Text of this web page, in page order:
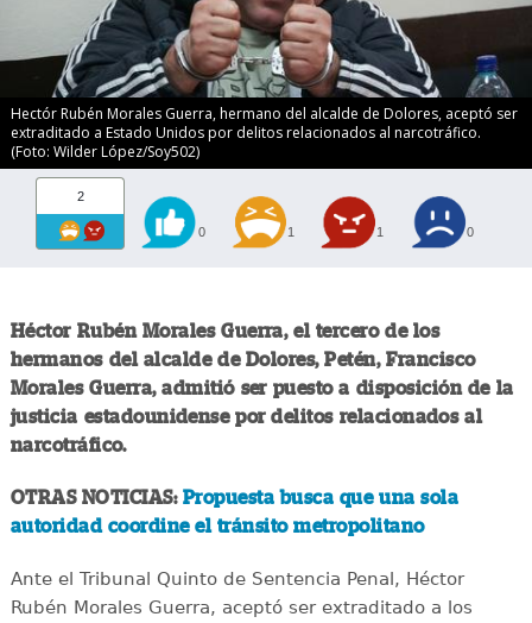
Hectór Rubén Morales Guerra, hermano del alcalde de Dolores, aceptó ser
extraditado a Estado Unidos por delitos relacionados al narcotráfico.
(Foto: Wilder López/Soy502)
2
0 1 1 0
Héctor Rubén Morales Guerra, el tercero de los
hermanos del alcalde de Dolores, Petén, Francisco
Morales Guerra, admitió ser puesto a disposición de la
justicia estadounidense por delitos relacionados al
narcotráfico.
OTRAS NOTICIAS: Propuesta busca que una sola
autoridad coordine el tránsito metropolitano
Ante el Tribunal Quinto de Sentencia Penal, Héctor
Rubén Morales Guerra, aceptó ser extraditado a los